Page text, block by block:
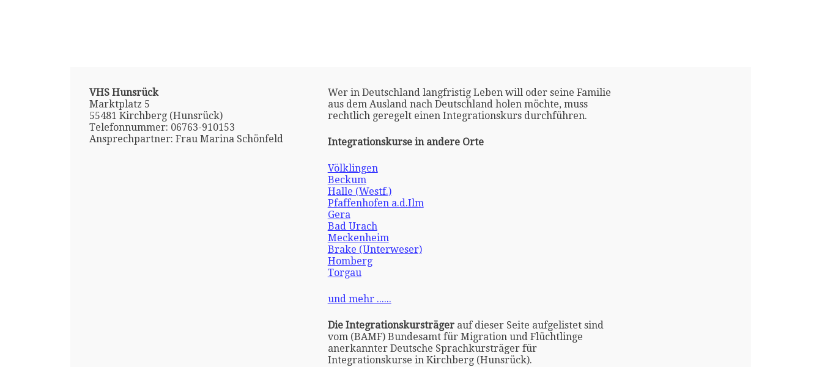
VHS Hunsrück
Marktplatz 5
55481 Kirchberg (Hunsrück)
Telefonnummer: 06763-910153
Ansprechpartner: Frau Marina Schönfeld
Wer in Deutschland langfristig Leben will oder seine Familie
aus dem Ausland nach Deutschland holen möchte, muss
rechtlich geregelt einen Integrationskurs durchführen.
Integrationskurse in andere Orte
Völklingen
Beckum
Halle (Westf.)
Pfaffenhofen a.d.Ilm
Gera
Bad Urach
Meckenheim
Brake (Unterweser)
Homberg
Torgau
und mehr ......
Die Integrationskursträgerauf dieser Seite aufgelistet sind
vom (BAMF) Bundesamt für Migration und Flüchtlinge
anerkannter Deutsche Sprachkursträger für
Integrationskurse in Kirchberg (Hunsrück).